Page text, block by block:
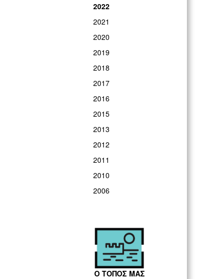
2022
2021
2020
2019
2018
2017
2016
2015
2013
2012
2011
2010
2006
Ο ΤΟΠΟΣ ΜΑΣ